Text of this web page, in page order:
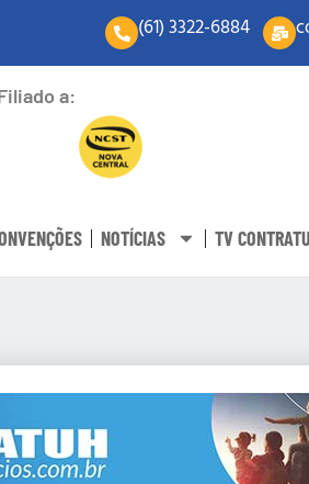
(61) 3322-6884
a:
NOTÍCIAS TV